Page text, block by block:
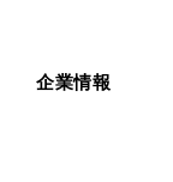
企業情報